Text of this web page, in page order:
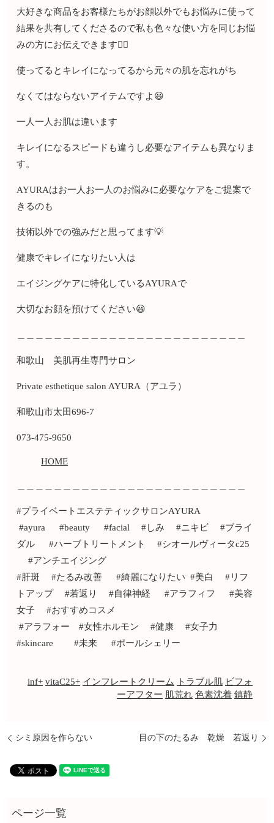
大好きな商品をお客様たちがお顔以外でもお悩みに使って
結果を共有してくださるので私も色々な使い方を同じお悩
みの方にお伝えできます🙇‍♀️
使ってるとキレイになってるから元々の肌を忘れがち
なくてはならないアイテムですよ😃
一人一人お肌は違います
キレイになるスピードも違うし必要なアイテムも異なりま
す。
AYURAはお一人お一人のお悩みに必要なケアをご提案で
きるのも
技術以外での強みだと思ってます💡
健康でキレイになりたい人は
エイジングケアに特化しているAYURAで
大切なお顔を預けてください😃
和歌山 美肌再生専門サロン
Private esthetique salon AYURA（アユラ）
和歌山市太田696-7
073-475-9650
HOME
#プライベートエステティックサロンAYURA
#ayura #beauty #facial #しみ #ニキビ #ブライ
ダル #ハーブトリートメント #シオールヴィータc25
#アンチエイジング
#肝斑 #たるみ改善 #綺麗になりたい #美白 #リフ
トアップ #若返り #自律神経 #アラフィフ #美容
女子 #おすすめコスメ
#アラフォー #女性ホルモン #健康 #女子力
#skincare #未来 #ポールシェリー
inf+ vitaC25+ インフレートクリーム トラブル肌 ビフォ
ーアフター 肌荒れ 色素沈着 鎮静
シミ原因を作らない 目の下のたるみ 乾燥 若返り